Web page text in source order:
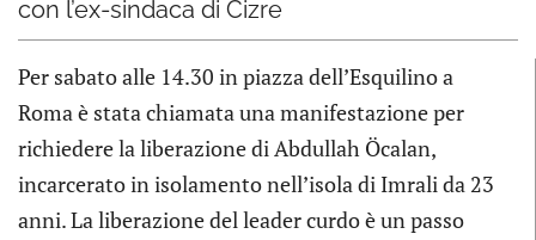
con l’ex-sindaca di Cizre
Per sabato alle 14.30 in piazza dell’Esquilino a
Roma è stata chiamata una manifestazione per
richiedere la liberazione di Abdullah Öcalan,
incarcerato in isolamento nell’isola di Imrali da 23
anni. La liberazione del leader curdo è un passo